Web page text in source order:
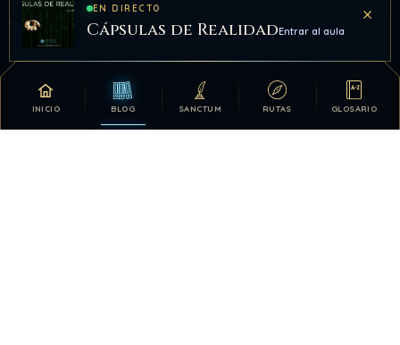
INICIO BLOG SANCTUM RUTAS GLOSARIO
Tu apoyo hace posible que DDLA siga creciendo.
EN DIRECTO
Cápsulas de RealidadEntrar al aula
×